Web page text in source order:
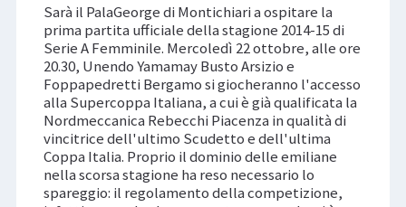
Sarà il PalaGeorge di Montichiari a ospitare la
prima partita ufficiale della stagione 2014-15 di
Serie A Femminile. Mercoledì 22 ottobre, alle ore
20.30, Unendo Yamamay Busto Arsizio e
Foppapedretti Bergamo si giocheranno l'accesso
alla Supercoppa Italiana, a cui è già qualificata la
Nordmeccanica Rebecchi Piacenza in qualità di
vincitrice dell'ultimo Scudetto e dell'ultima
Coppa Italia. Proprio il dominio delle emiliane
nella scorsa stagione ha reso necessario lo
spareggio: il regolamento della competizione,